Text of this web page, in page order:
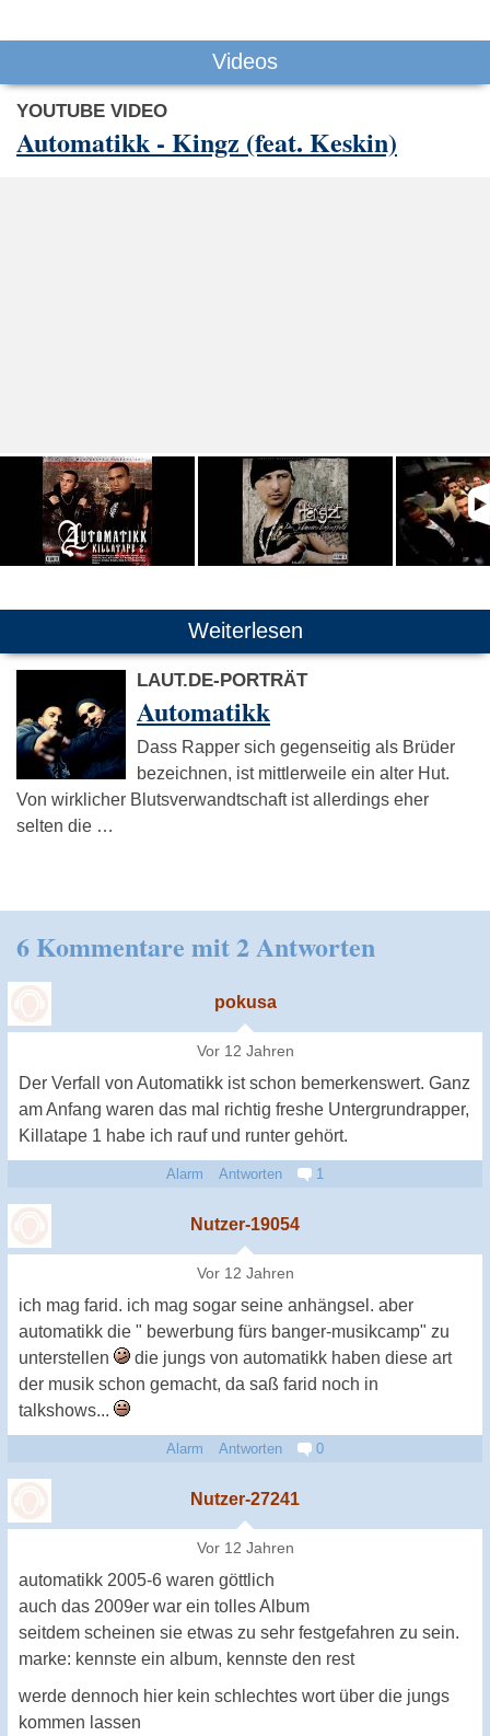
Videos
YOUTUBE VIDEO
Automatikk - Kingz (feat. Keskin)
Weiterlesen
LAUT.DE-PORTRÄT
Automatikk
Dass Rapper sich gegenseitig als Brüder
bezeichnen, ist mittlerweile ein alter Hut.
Von wirklicher Blutsverwandtschaft ist allerdings eher
selten die …
6 Kommentare mit 2 Antworten
pokusa
Vor 12 Jahren
Der Verfall von Automatikk ist schon bemerkenswert. Ganz
am Anfang waren das mal richtig freshe Untergrundrapper,
Killatape 1 habe ich rauf und runter gehört.
Alarm Antworten 1
Nutzer-19054
Vor 12 Jahren
ich mag farid. ich mag sogar seine anhängsel. aber
automatikk die " bewerbung fürs banger-musikcamp" zu
unterstellen
die jungs von automatikk haben diese art
der musik schon gemacht, da saß farid noch in
talkshows...
Alarm Antworten 0
Nutzer-27241
Vor 12 Jahren
automatikk 2005-6 waren göttlich
auch das 2009er war ein tolles Album
seitdem scheinen sie etwas zu sehr festgefahren zu sein.
marke: kennste ein album, kennste den rest
werde dennoch hier kein schlechtes wort über die jungs
kommen lassen